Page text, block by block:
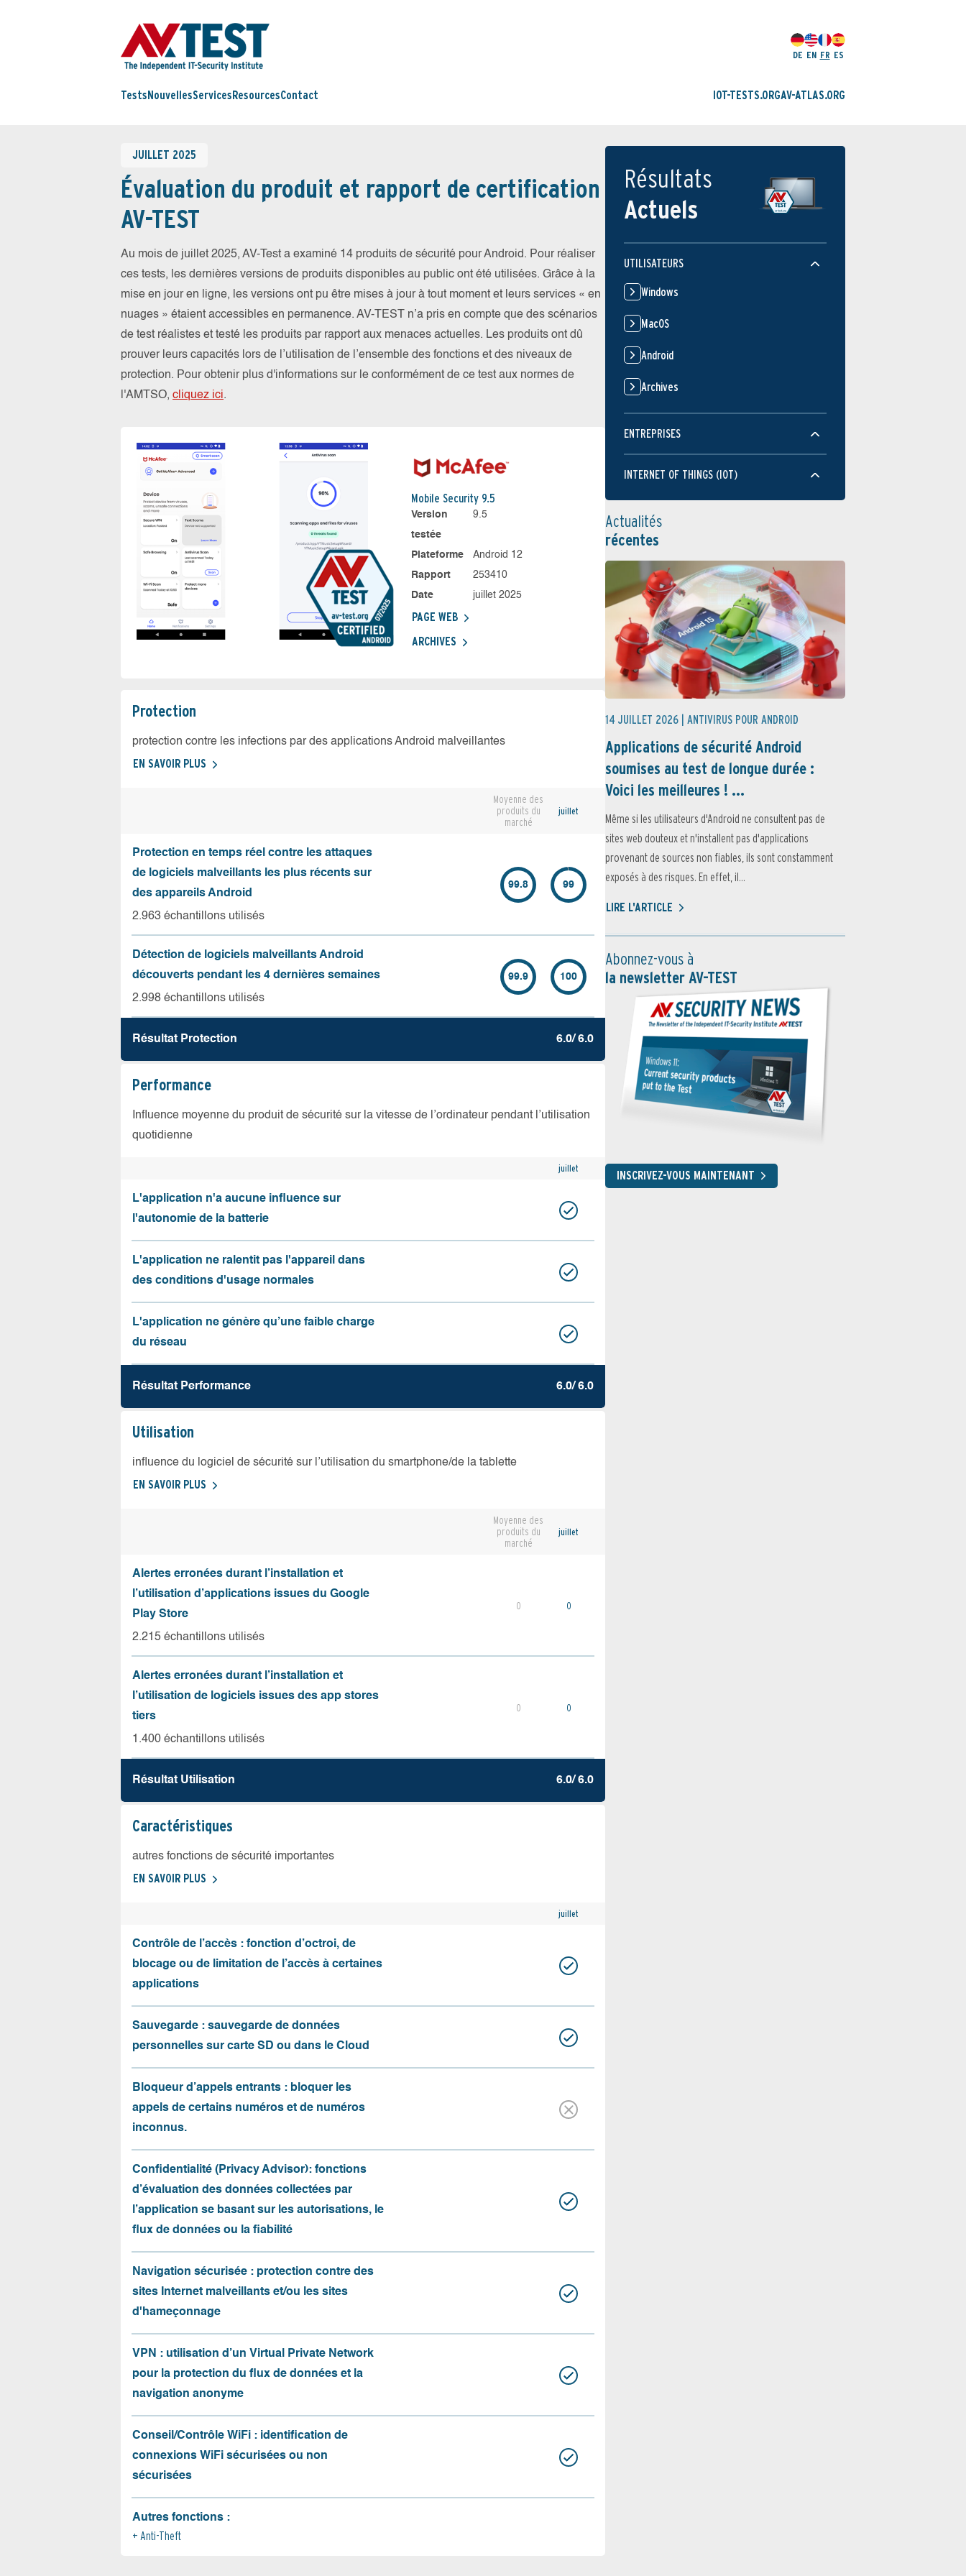
DE EN FR ES
Tests NouvellesServices ResourcesContact IOT-TESTS.ORGAV-ATLAS.ORG
JUILLET 2025
Évaluation du produit et rapport de certification
AV-TEST
Au mois de juillet 2025, AV-Test a examiné 14 produits de sécurité pour Android. Pour réaliser
ces tests, les dernières versions de produits disponibles au public ont été utilisées. Grâce à la
mise en jour en ligne, les versions ont pu être mises à jour à tout moment et leurs services « en
nuages » étaient accessibles en permanence. AV-TEST n’a pris en compte que des scénarios
de test réalistes et testé les produits par rapport aux menaces actuelles. Les produits ont dû
prouver leurs capacités lors de l’utilisation de l’ensemble des fonctions et des niveaux de
protection. Pour obtenir plus d'informations sur le conformément de ce test aux normes de
l'AMTSO, cliquez ici.
Mobile Security 9.5
Version
testée
9.5
Plateforme
Android 12
Rapport
253410
Date
juillet 2025
PAGE WEB
ARCHIVES
Protection
protection contre les infections par des applications Android malveillantes
EN SAVOIR PLUS
Moyenne des
produits du
marché
juillet
Protection en temps réel contre les attaques
de logiciels malveillants les plus récents sur
des appareils Android
2.963 échantillons utilisés
99.8 99
Détection de logiciels malveillants Android
découverts pendant les 4 dernières semaines
2.998 échantillons utilisés
99.9 100
Résultat Protection 6.0/ 6.0
Performance
Influence moyenne du produit de sécurité sur la vitesse de l’ordinateur pendant l’utilisation
quotidienne
juillet
L'application n'a aucune influence sur
l'autonomie de la batterie
L'application ne ralentit pas l'appareil dans
des conditions d'usage normales
L'application ne génère qu’une faible charge
du réseau
Résultat Performance 6.0/ 6.0
Utilisation
influence du logiciel de sécurité sur l’utilisation du smartphone/de la tablette
EN SAVOIR PLUS
Moyenne des
produits du
marché
juillet
Alertes erronées durant l’installation et
l’utilisation d’applications issues du Google
Play Store
2.215 échantillons utilisés
0 0
Alertes erronées durant l’installation et
l’utilisation de logiciels issues des app stores
tiers
1.400 échantillons utilisés
0 0
Résultat Utilisation 6.0/ 6.0
Caractéristiques
autres fonctions de sécurité importantes
EN SAVOIR PLUS
juillet
Contrôle de l’accès : fonction d’octroi, de
blocage ou de limitation de l’accès à certaines
applications
Sauvegarde : sauvegarde de données
personnelles sur carte SD ou dans le Cloud
Bloqueur d’appels entrants : bloquer les
appels de certains numéros et de numéros
inconnus.
Confidentialité (Privacy Advisor): fonctions
d’évaluation des données collectées par
l’application se basant sur les autorisations, le
flux de données ou la fiabilité
Navigation sécurisée : protection contre des
sites Internet malveillants et/ou les sites
d'hameçonnage
VPN : utilisation d’un Virtual Private Network
pour la protection du flux de données et la
navigation anonyme
Conseil/Contrôle WiFi : identification de
connexions WiFi sécurisées ou non
sécurisées
Autres fonctions :
Anti-Theft
Résultats
Actuels
UTILISATEURS
Windows
MacOS
Android
Archives
ENTREPRISES
INTERNET OF THINGS (IOT)
Actualités
récentes
14 JUILLET 2026 | ANTIVIRUS POUR ANDROID
Applications de sécurité Android
soumises au test de longue durée :
Voici les meilleures ! ...
Même si les utilisateurs d'Android ne consultent pas de
sites web douteux et n'installent pas d'applications
provenant de sources non fiables, ils sont constamment
exposés à des risques. En effet, il...
LIRE L'ARTICLE
Abonnez-vous à
la newsletter AV-TEST
INSCRIVEZ-VOUS MAINTENANT